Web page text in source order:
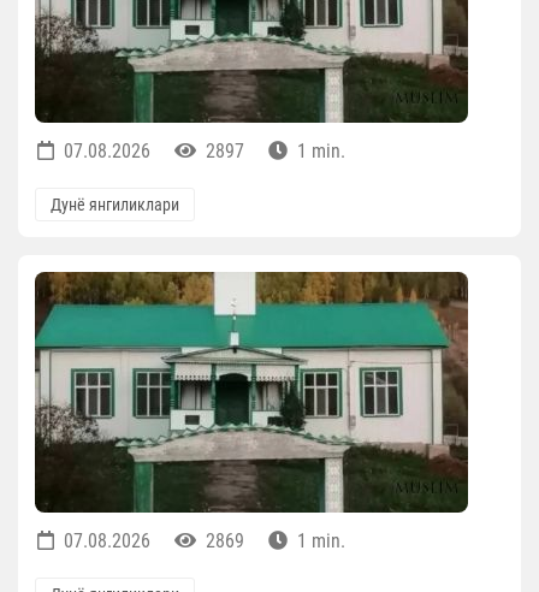
07.08.2026 2897 1 min.
Дунё янгиликлари
07.08.2026 2869 1 min.